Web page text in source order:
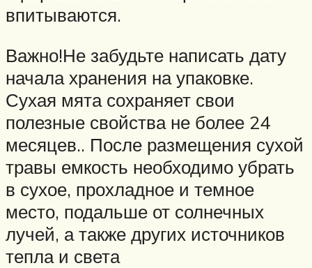
впитываются.
Важно!Не забудьте написать дату
начала хранения на упаковке.
Сухая мята сохраняет свои
полезные свойства не более 24
месяцев.. После размещения сухой
травы емкость необходимо убрать
в сухое, прохладное и темное
место, подальше от солнечных
лучей, а также других источников
тепла и света